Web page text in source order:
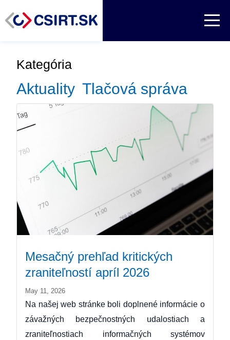
Kategória
Aktuality Tlačová správa
Mesačný prehľad kritických
zraniteľností apríl 2026
May 11, 2026
Na našej web stránke boli doplnené informácie o
závažných bezpečnostných udalostiach a
zraniteľnostiach informačných systémov